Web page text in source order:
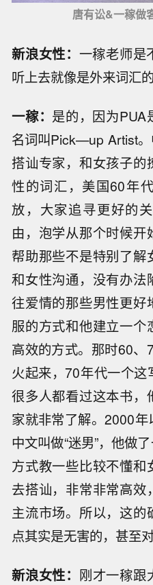
唐有讼&一稼做
新浪女性： 一稼老师是
听上去就像是外来词汇
一稼： 是的，因为PUA
名词叫Pick—up Artist
搭讪专家，和女孩子的
性的词汇，美国60年
放，大家追寻更好的
由，泡学从那个时候
帮助那些不是特别了
和女性沟通，没有办法
往爱情的那些男性更好
服的方式和他建立一
高效的方式。那时60
火起来，70年代一个这
很多人都看过这本书，
家就非常了解。2000年
中文叫做“迷男”，他做
方式教一些比较不懂
去搭讪，非常非常高
主流市场。所以，这
点其实是无害的，甚至
新浪女性： 刚才一稼跟